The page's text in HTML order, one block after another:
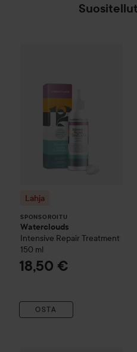
Lahja
SPONSOROITU
Waterclouds
Intensive Repair Treatment
150 ml
18,50 €
OSTA